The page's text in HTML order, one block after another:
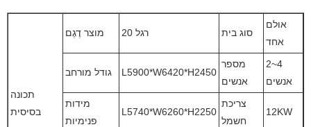
תכונה
בסיסית
מוצר דֶגֶם 20 רגל סוג בית
אולם
אחד
גודל מורחב L5900*W6420*H2450
מספר
אנשים
2~4
אנשים
מידות
פנימיות
L5740*W6260*H2250
צריכת
חשמל
12KW